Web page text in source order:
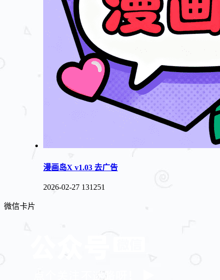
漫画岛X v1.03 去广告
2026-02-27 131251
微信卡片